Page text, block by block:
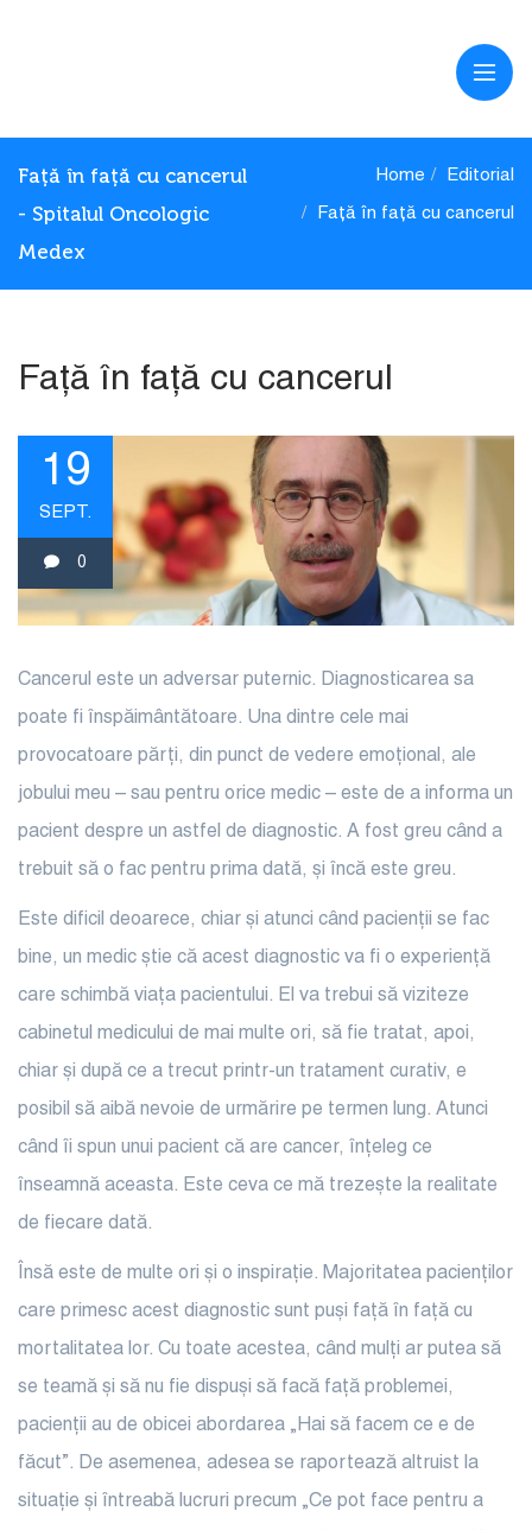
Față în față cu cancerul
- Spitalul Oncologic
Medex
Home Editorial
Față în față cu cancerul
Față în față cu cancerul
19
SEPT.
0
Cancerul este un adversar puternic. Diagnosticarea sa
poate fi înspăimântătoare. Una dintre cele mai
provocatoare părți, din punct de vedere emoțional, ale
jobului meu – sau pentru orice medic – este de a informa un
pacient despre un astfel de diagnostic. A fost greu când a
trebuit să o fac pentru prima dată, și încă este greu.
Este dificil deoarece, chiar și atunci când pacienții se fac
bine, un medic știe că acest diagnostic va fi o experiență
care schimbă viața pacientului. El va trebui să viziteze
cabinetul medicului de mai multe ori, să fie tratat, apoi,
chiar și după ce a trecut printr-un tratament curativ, e
posibil să aibă nevoie de urmărire pe termen lung. Atunci
când îi spun unui pacient că are cancer, înțeleg ce
înseamnă aceasta. Este ceva ce mă trezește la realitate
de fiecare dată.
Însă este de multe ori și o inspirație. Majoritatea pacienților
care primesc acest diagnostic sunt puși față în față cu
mortalitatea lor. Cu toate acestea, când mulți ar putea să
se teamă și să nu fie dispuși să facă față problemei,
pacienții au de obicei abordarea „Hai să facem ce e de
făcut”. De asemenea, adesea se raportează altruist la
situație și întreabă lucruri precum „Ce pot face pentru a